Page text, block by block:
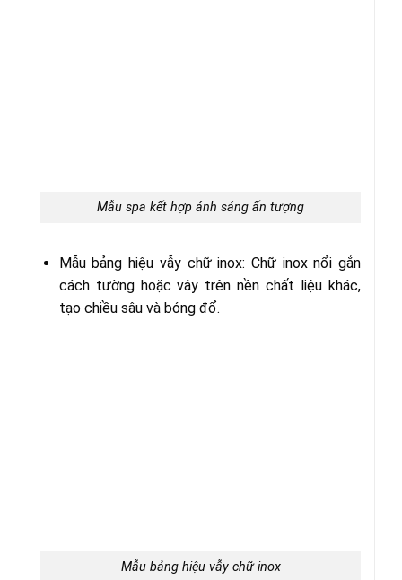
Mẫu spa kết hợp ánh sáng ấn tượng
Mẫu bảng hiệu vẫy chữ inox: Chữ inox nổi gắn
cách tường hoặc vây trên nền chất liệu khác,
tạo chiều sâu và bóng đổ.
Mẫu bảng hiệu vẫy chữ inox